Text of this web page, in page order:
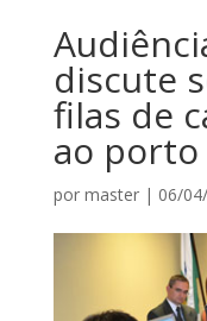
discute
filas de
ao porto
por master| 06/